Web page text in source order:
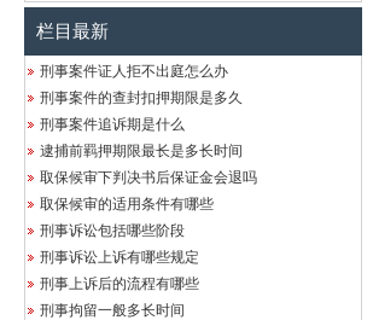
栏目最新
刑事案件证人拒不出庭怎么办
刑事案件的查封扣押期限是多久
刑事案件追诉期是什么
逮捕前羁押期限最长是多长时间
取保候审下判决书后保证金会退吗
取保候审的适用条件有哪些
刑事诉讼包括哪些阶段
刑事诉讼上诉有哪些规定
刑事上诉后的流程有哪些
刑事拘留一般多长时间